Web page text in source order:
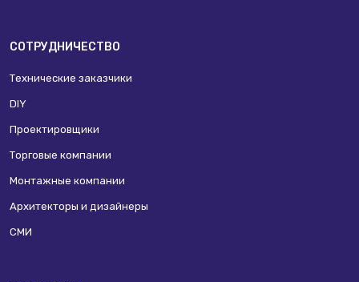
СОТРУДНИЧЕСТВО
Технические заказчики
DIY
Проектировщики
Торговые компании
Монтажные компании
Архитекторы и дизайнеры
СМИ